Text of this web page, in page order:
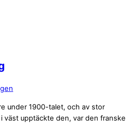
under 1900-talet, och av stor
väst upptäckte den, var den franske